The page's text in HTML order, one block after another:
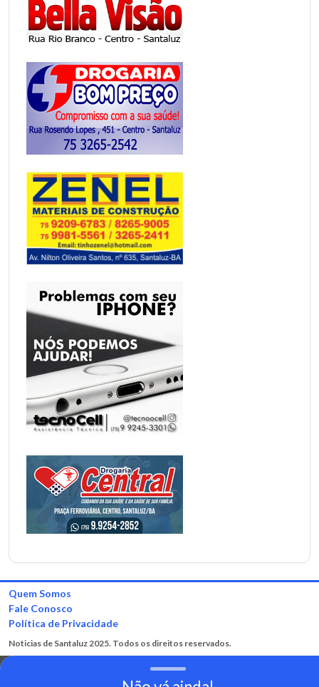
Quem Somos
Fale Conosco
Política de Privacidade
Noticias de Santaluz 2025. Todos os direitos reservados.